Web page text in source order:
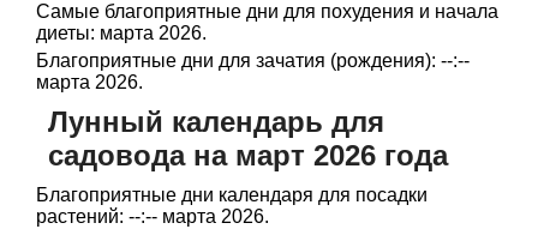
Самые благоприятные дни для похудения и начала
диеты: марта 2026.
Благоприятные дни для зачатия (рождения): --:--
марта 2026.
Лунный календарь для
садовода на март 2026 года
Благоприятные дни календаря для посадки
растений: --:-- марта 2026.